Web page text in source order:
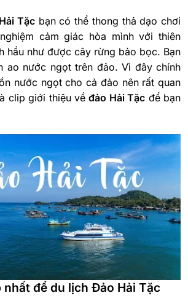
Tặcbạn có thể thong thả dạo chơi
cảm giác hòa mình với thiên
hầu như được cây rừng bảo bọc. Bạn
ao nước ngọt trên đảo. Vì đây chính
nước ngọt cho cả đảo nên rất quan
clip giới thiệu vềđảo Hải Tặc để bạn
nhất để du lịch Đảo Hải Tặc